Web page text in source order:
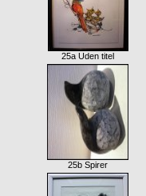
25a Uden titel
25b Spirer